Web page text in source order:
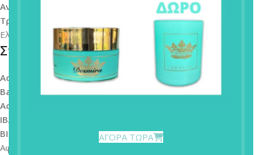
ΑΓΟΡΑ ΤΩΡΑ
Αντικαταβολή
– Πληρωμή με μετρητά κατά την παράδοση.
Τραπεζική Κατάθεση
– Διαθέσιμη για παραγγελίες στην
Ελλάδα.
Στοιχεία Κατάθεσης (Ελλάδα)
Account Name:ΔΕΣΠΟΙΝΑ ΜΟΙΡΑΡΑΚΗ ΑΕ
Bank Name:EUROBANK
Account Number:
IBAN:
BIC / SWIFT:
ERBKGRAAXXX
Αφού πραγματοποιήσετε την κατάθεση, παρακαλούμε να μας